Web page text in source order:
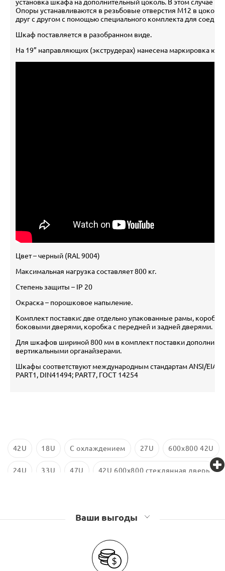
установка шкафа на дополнительный цоколь. В этом случае
Опоры устанавливаются в резьбовые отверстия М12 в
друг с другом с помощью специального комплекта для
Шкаф поставляется в разобранном виде.
На 19” направляющих (экструдерах) нанесена маркировка
Цвет – черный (RAL 9004)
Максимальная нагрузка составляет 800 кг.
Степень защиты – IP 20
Окраска – порошковое напыление.
Комплект поставки: две отдельно упакованные рамы,
боковыми дверями, коробка с передней и задней дверями.
Для шкафов шириной 800 мм в комплект поставки
вертикальными органайзерами.
Шкафы соответствуют международным стандартам ANSI/EIA
PART1, DIN41494; PART7, ГОСТ 14254
42U 18U С охлаждением 27U 600х800 42U
24U 33U 47U 42U 600x800 стеклянная дверь
Ваши выгоды